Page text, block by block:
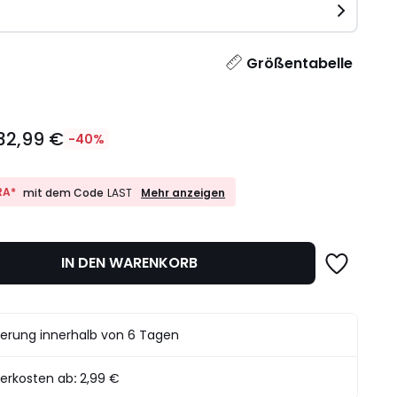
Größentabelle
€ -40%
mit dem Code LAST
10%
LAST
Mehr anzeigen
IN DEN WARENKORB
innerhalb von 6 Tagen
ab:2,99 €